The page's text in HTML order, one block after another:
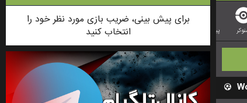
پینگ پونگ لیگ فوتبال استرالیایی
برای پیش بینی، ضریب بازی مورد نظر خود را
انتخاب کنید